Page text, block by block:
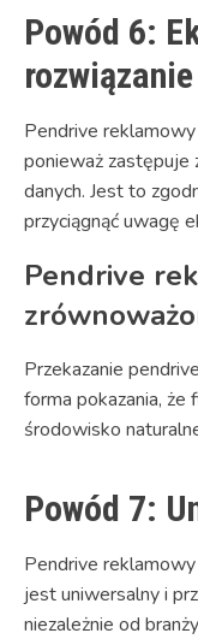
Powód 6:
rozwiązanie
Pendrive
ponieważ zastępuje
danych. Jest to
przyciągnąć uwagę
Pendrive
Przekazanie
forma pokazania,
środowisko
Powód 7:
Pendrive
jest uniwersalny i
niezależnie od